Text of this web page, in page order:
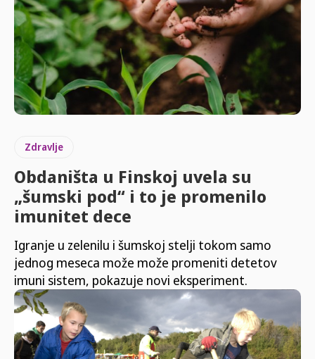
Zdravlje
Obdaništa u Finskoj uvela su
„šumski pod“ i to je promenilo
imunitet dece
Igranje u zelenilu i šumskoj stelji tokom samo
jednog meseca može može promeniti detetov
imuni sistem, pokazuje novi eksperiment.